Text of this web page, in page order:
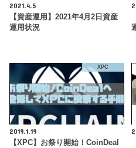
2021.4.5
【資産運用】2021年4月2日資産
運用状況
XPC
2019.1.19
【XPC】お祭り開始！CoinDeal